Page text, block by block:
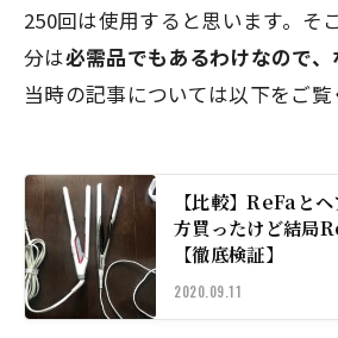
250回は使用すると思います。そ
分は必需品でもあるわけなので、
当時の記事については以下をご覧
【比較】ReFaと
方買ったけど結局
【徹底検証】
2020.09.11